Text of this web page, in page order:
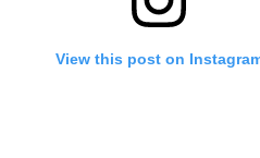
View this post on